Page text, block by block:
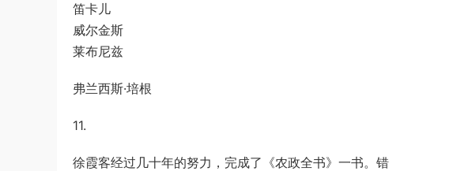
笛卡儿
威尔金斯
莱布尼兹
弗兰西斯·培根
11.
徐霞客经过几十年的努力，完成了《农政全书》一书。错